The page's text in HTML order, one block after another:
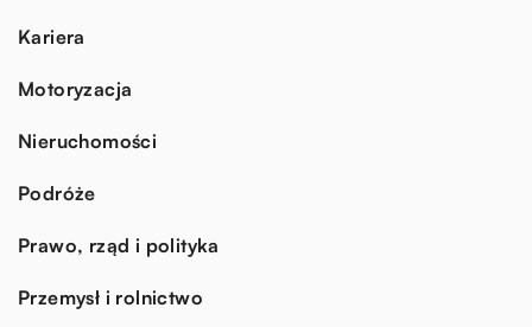
Kariera
Motoryzacja
Nieruchomości
Podróże
Prawo, rząd i polityka
Przemysł i rolnictwo